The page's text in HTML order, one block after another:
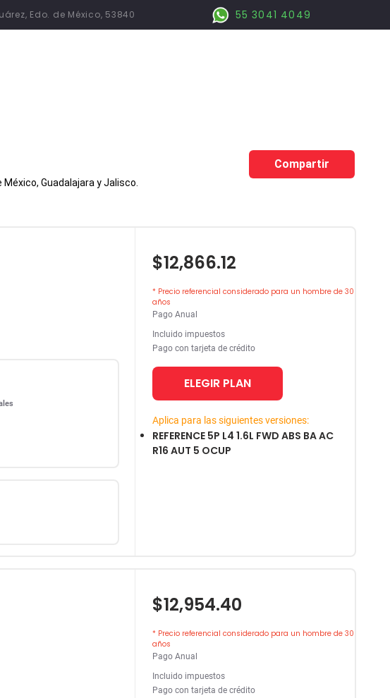
Edo. de México, 53840 55 3041 4049
Guadalajara y Jalisco.
Compartir
$12,866.12
* Precio referencial considerado para un hombre de 30
años
Pago Anual
Incluido impuestos
Pago con tarjeta de crédito
ELEGIR PLAN
Aplica para las siguientes versiones:
REFERENCE 5P L4 1.6L FWD ABS BA AC
R16 AUT 5 OCUP
$12,954.40
* Precio referencial considerado para un hombre de 30
años
Pago Anual
Incluido impuestos
Pago con tarjeta de crédito